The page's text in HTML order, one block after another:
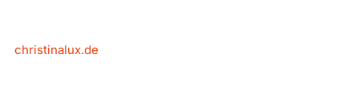
christinalux.de